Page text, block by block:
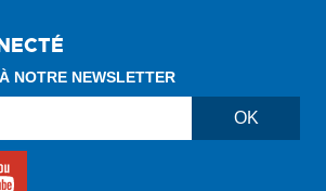
NOTRE NEWSLETTER
OK